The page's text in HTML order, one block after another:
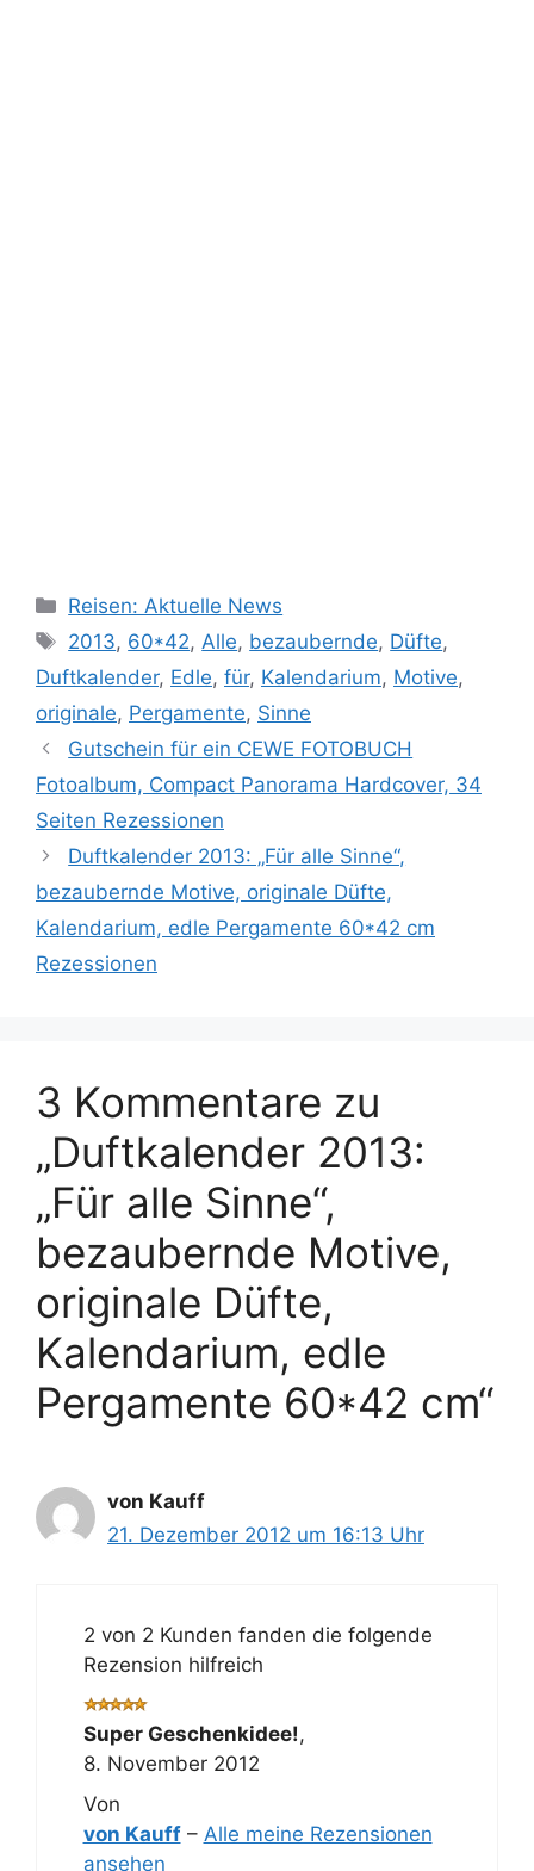
Kategorien
Reisen: Aktuelle News
Schlagwörter
2013, 60*42,Alle, bezaubernde, Düfte,
Duftkalender, Edle, für, Kalendarium, Motive,
originale, Pergamente, Sinne
Gutschein für ein CEWE FOTOBUCH
Fotoalbum, Compact Panorama Hardcover, 34
Seiten Rezessionen
Duftkalender 2013: „Für alle Sinne“,
bezaubernde Motive, originale Düfte,
Kalendarium, edle Pergamente 60*42 cm
Rezessionen
3 Kommentare zu
„Duftkalender 2013:
„Für alle Sinne“,
bezaubernde Motive,
originale Düfte,
Kalendarium, edle
Pergamente 60*42 cm“
von Kauff
21. Dezember 2012 um 16:13 Uhr
2 von 2 Kunden fanden die folgende
Rezension hilfreich
Super Geschenkidee!,
8. November 2012
Von
von Kauff– Alle meine Rezensionen
ansehen